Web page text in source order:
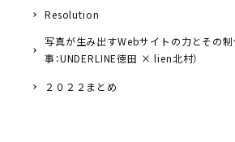
Resolution
写真が生み出すWebサイトの力とその制
事：UNDERLINE徳田 × lien北村）
２０２２まとめ